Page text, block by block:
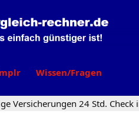
Wissen/Fragen
Versicherungen 24 Std. Check